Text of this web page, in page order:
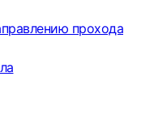
прохода